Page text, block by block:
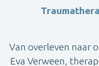
Van overleven naar
Eva Verween,